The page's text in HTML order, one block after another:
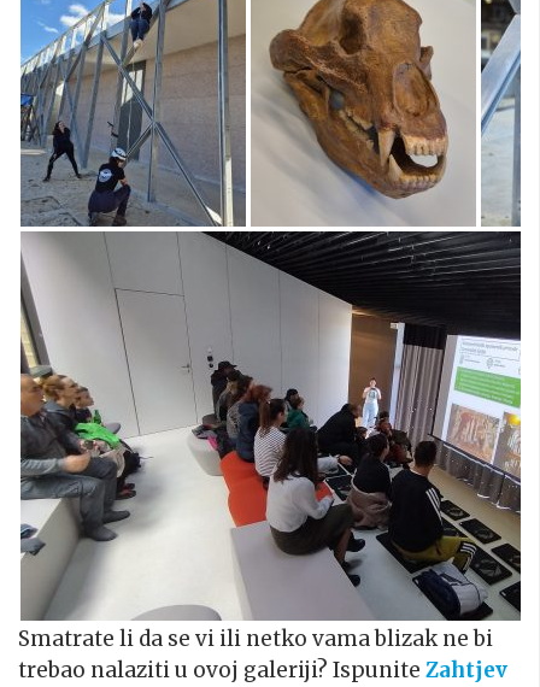
Smatrate li da se vi ili netko vama blizak ne bi
trebao nalaziti u ovoj galeriji? Ispunite Zahtjev